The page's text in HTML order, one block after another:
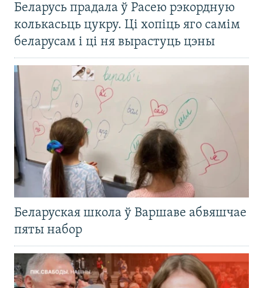
Беларусь прадала ў Расею рэкордную
колькасьць цукру. Ці хопіць яго самім
беларусам і ці ня вырастуць цэны
Беларуская школа ў Варшаве абвяшчае
пяты набор